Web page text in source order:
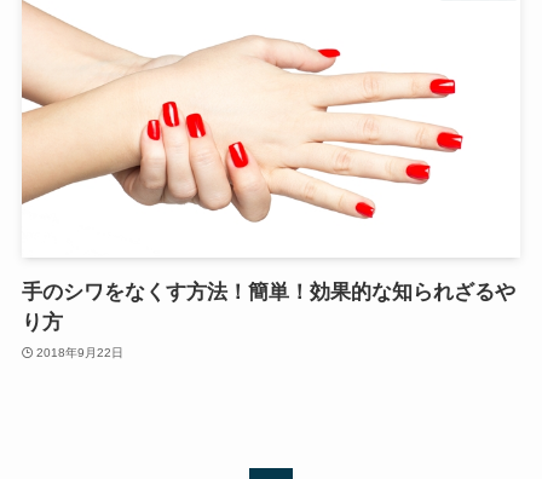
手のシワをなくす方法！簡単！効果的な知られざるや
り方
2018年9月22日